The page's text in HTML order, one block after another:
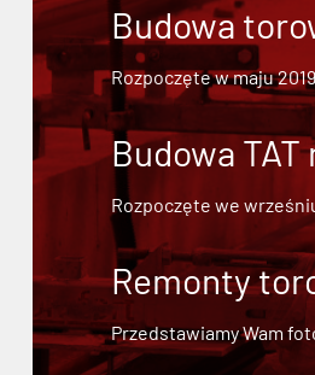
Budowa
Rozpoczęte w maju
Budowa TAT
Rozpoczęte we
Remonty
Przedstawiamy Wam